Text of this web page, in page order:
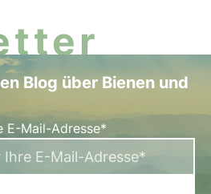
Blog über Bienen und
E-Mail-Adresse*